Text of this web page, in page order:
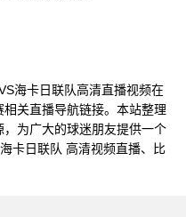
海卡日联队高清直播视频在
关直播导航链接。本站整理
为广大的球迷朋友提供一个
卡日联队 高清视频直播、比